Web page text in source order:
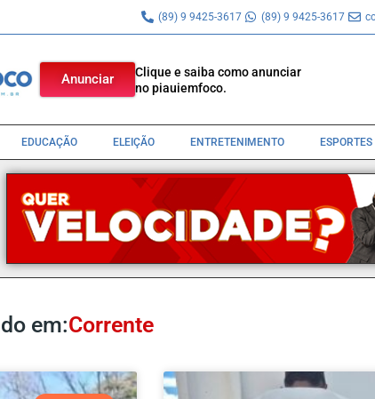
(89) 9 9425-3617 (89) 9 9425-3617
Anunciar
Clique e saiba como anunciar
no piauiemfoco.
EDUCAÇÃO ELEIÇÃO ENTRETENIMENTO ESPORTES
em:Corrente